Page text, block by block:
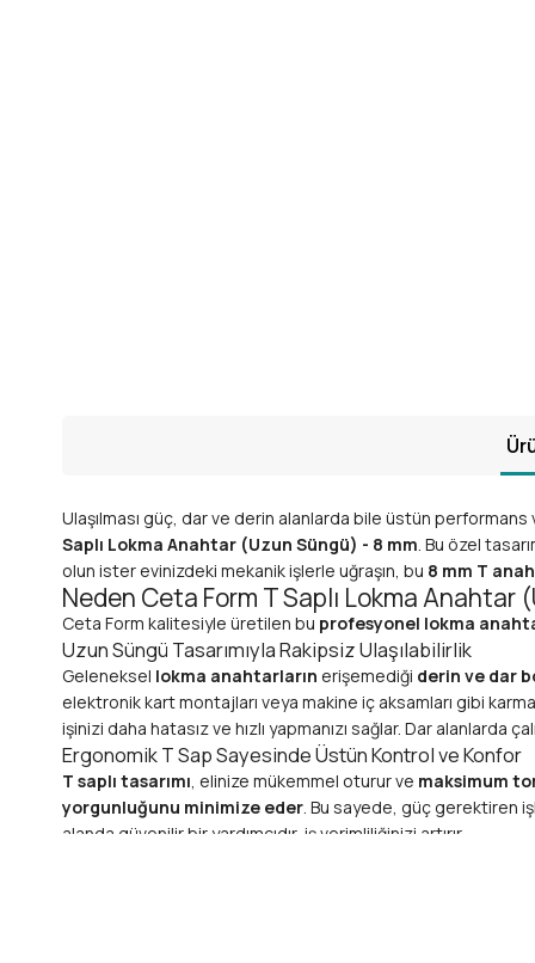
Ulaşılması güç, dar ve derin alanlarda bile üstün performans
Saplı Lokma Anahtar (Uzun Süngü) - 8 mm. Bu özel
olun ister evinizdeki mekanik işlerle uğraşın, bu 8 mm T
Neden Ceta Form T Saplı Lokma
Ceta Form kalitesiyle üretilen bu profesyonel lokma
Uzun Süngü Tasarımıyla Rakipsiz Ulaşılabilirlik
Geleneksel lokma anahtarların erişemediği derin ve dar
elektronik kart montajları veya makine iç aksamları gibi
işinizi daha hatasız ve hızlı yapmanızı sağlar. Dar alanlarda
Ergonomik T Sap Sayesinde Üstün Kontrol ve Konfor
T saplı tasarımı, elinize mükemmel oturur ve maksimum
yorgunluğunu minimize eder. Bu sayede, güç gerektiren
alanda güvenilir bir yardımcıdır, iş verimliliğinizi artırır.